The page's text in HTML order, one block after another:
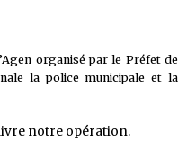
organisé par le Préfet de
la police municipale et la
notre opération.